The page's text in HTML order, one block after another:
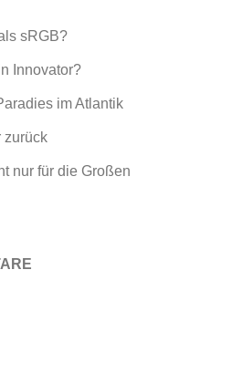
sRGB?
Innovator?
im Atlantik
zurück
nur für die Großen